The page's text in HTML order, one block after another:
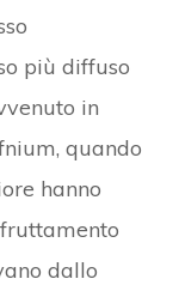
più diffuso
in
quando
hanno
dallo